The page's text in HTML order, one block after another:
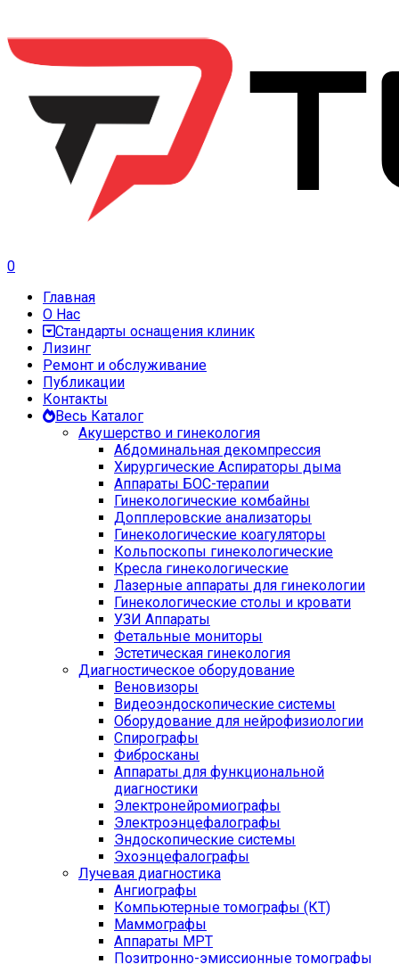
0
Главная
О Нас
Стандарты оснащения клиник
Лизинг
Ремонт и обслуживание
Публикации
Контакты
Весь Каталог
Акушерство и гинекология
Абдоминальная декомпрессия
Хирургические Аспираторы дыма
Аппараты БОС-терапии
Гинекологические комбайны
Допплеровские анализаторы
Гинекологические коагуляторы
Кольпоскопы гинекологические
Кресла гинекологические
Лазерные аппараты для гинекологии
Гинекологические столы и кровати
УЗИ Аппараты
Фетальные мониторы
Эстетическая гинекология
Диагностическое оборудование
Веновизоры
Видеоэндоскопические системы
Оборудование для нейрофизиологии
Спирографы
Фибросканы
Аппараты для функциональной
диагностики
Электронейромиографы
Электроэнцефалографы
Эндоскопические системы
Эхоэнцефалографы
Лучевая диагностика
Ангиографы
Компьютерные томографы (КТ)
Маммографы
Аппараты МРТ
Позитронно-эмиссионные томографы